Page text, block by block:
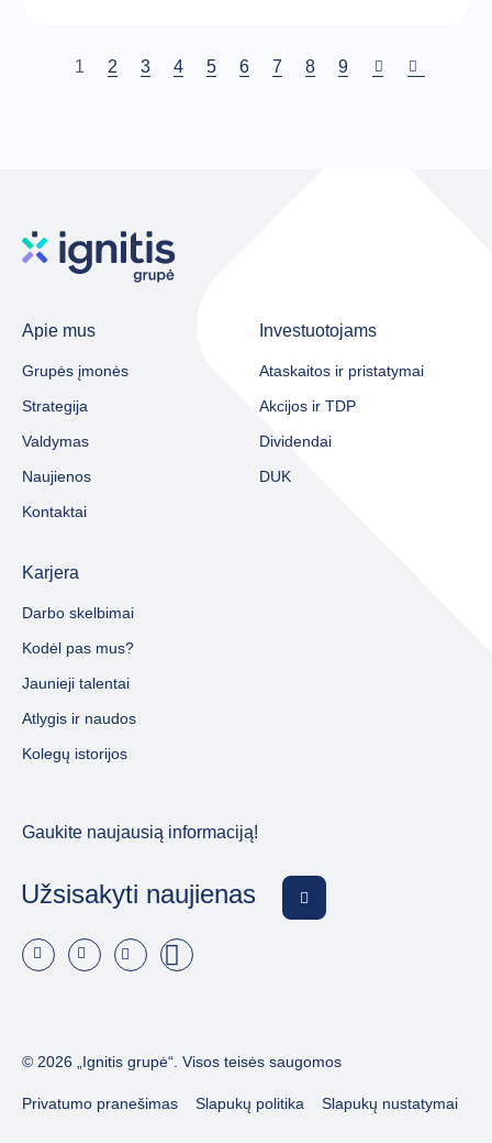
Dabartinis
1 Puslapis
2 Puslapis
3 Puslapis
4 Puslapis
5 Puslapis
6 Puslapis
7 Puslapis
8 Puslapis
9
Apie mus
Grupės įmonės
Strategija
Valdymas
Naujienos
Kontaktai
Investuotojams
Ataskaitos ir pristatymai
Akcijos ir TDP
Dividendai
DUK
Karjera
Darbo skelbimai
Kodėl pas mus?
Jaunieji talentai
Atlygis ir naudos
Kolegų istorijos
Gaukite naujausią informaciją!
Užsisakyti naujienas
© 2026 „Ignitis grupė“. Visos teisės saugomos
Privatumo pranešimas Slapukų politika Slapukų nustatymai